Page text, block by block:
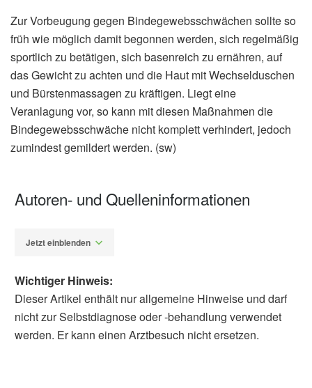
Zur Vorbeugung gegen Bindegewebsschwächen sollte so
früh wie möglich damit begonnen werden, sich regelmäßig
sportlich zu betätigen, sich basenreich zu ernähren, auf
das Gewicht zu achten und die Haut mit Wechselduschen
und Bürstenmassagen zu kräftigen. Liegt eine
Veranlagung vor, so kann mit diesen Maßnahmen die
Bindegewebsschwäche nicht komplett verhindert, jedoch
zumindest gemildert werden. (sw)
Autoren- und Quelleninformationen
Jetzt einblenden
Wichtiger Hinweis:
Dieser Artikel enthält nur allgemeine Hinweise und darf
nicht zur Selbstdiagnose oder -behandlung verwendet
werden. Er kann einen Arztbesuch nicht ersetzen.